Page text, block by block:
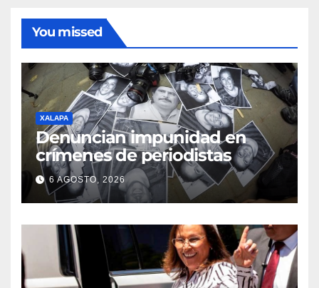
You missed
XALAPA
Denuncian impunidad en
crímenes de periodistas
6 AGOSTO, 2026